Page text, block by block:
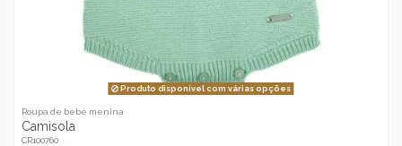
Produto disponível com várias opções
Roupa de bebé menina
Camisola
CR100760